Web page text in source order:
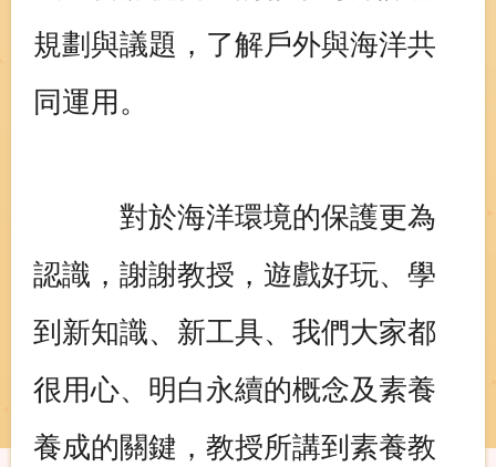
規劃與議題，了解戶外與海洋共
同運用。
對於海洋環境的保護更為
認識，謝謝教授，遊戲好玩、學
到新知識、新工具、我們大家都
很用心、明白永續的概念及素養
養成的關鍵，教授所講到素養教